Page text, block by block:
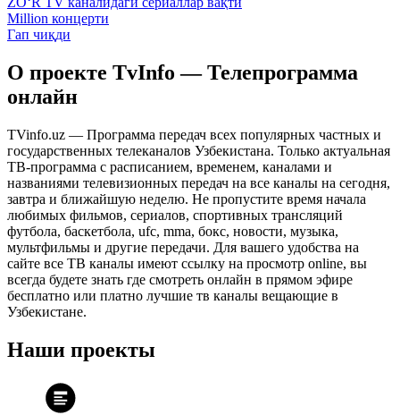
Million концерти
Гап чиқди
О проекте TvInfo — Телепрограмма
онлайн
TVinfo.uz — Программа передач всех популярных частных и
государственных телеканалов Узбекистана. Только актуальная
ТВ-программа с расписанием, временем, каналами и
названиями телевизионных передач на все каналы на сегодня,
завтра и ближайшую неделю. Не пропустите время начала
любимых фильмов, сериалов, спортивных трансляций
футбола, баскетбола, ufc, mma, бокс, новости, музыка,
мультфильмы и другие передачи. Для вашего удобства на
сайте все ТВ каналы имеют ссылку на просмотр online, вы
всегда будете знать где смотреть онлайн в прямом эфире
бесплатно или платно лучшие тв каналы вещающие в
Узбекистане.
Наши проекты